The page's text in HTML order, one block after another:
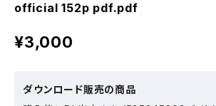
official 152p pdf.pdf
¥3,000
ダウンロード販売の商品